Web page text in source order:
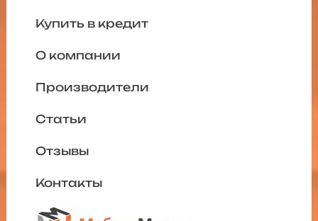
Купить в кредит
О компании
Производители
Статьи
Отзывы
Контакты